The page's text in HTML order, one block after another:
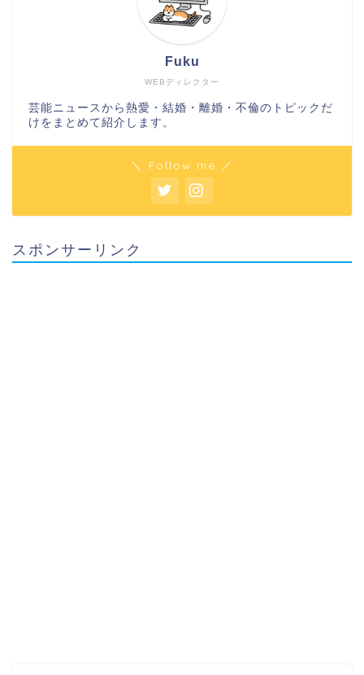
WEBディレクター
Fuku
芸能ニュースから熱愛・結婚・離婚・不倫のトピックだ
けをまとめて紹介します。
＼ Follow me ／
スポンサーリンク